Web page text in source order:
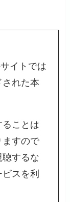
イトでは
れた本
ことは
ますので
するな
スを利